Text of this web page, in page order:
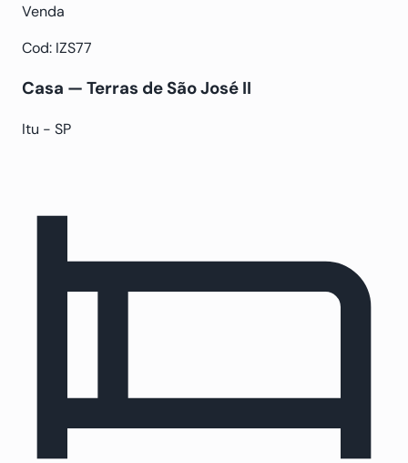
Venda
Cod: IZS77
Casa — Terras de São José II
Itu - SP